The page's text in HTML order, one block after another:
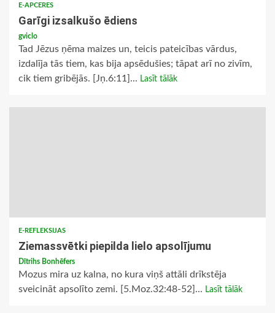
E-APCERES
Garīgi izsalkušo ēdiens
gviclo
Tad Jēzus ņēma maizes un, teicis pateicības vārdus,
izdalīja tās tiem, kas bija apsēdušies; tāpat arī no zivīm,
cik tiem gribējās. [Jņ.6:11]... Lasīt tālāk
E-REFLEKSIJAS
Ziemassvētki piepilda lielo apsolījumu
Dītrihs Bonhēfers
Mozus mira uz kalna, no kura viņš attāli drīkstēja
sveicināt apsolīto zemi. [5.Moz.32:48-52]... Lasīt tālāk